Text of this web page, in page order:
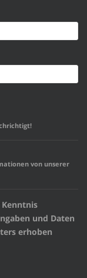
von unserer
und Daten
erhoben